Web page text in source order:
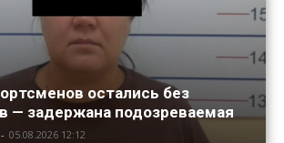
остались без
— задержана подозреваемая
- 05.08.2026 12:12